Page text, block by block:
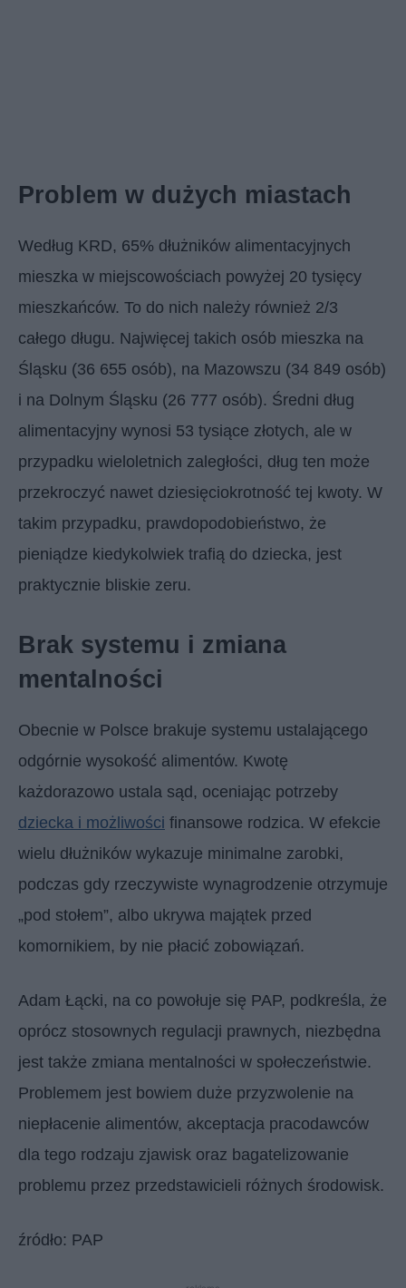
Problem w dużych miastach
Według KRD, 65% dłużników alimentacyjnych
mieszka w miejscowościach powyżej 20 tysięcy
mieszkańców. To do nich należy również 2/3
całego długu. Najwięcej takich osób mieszka na
Śląsku (36 655 osób), na Mazowszu (34 849 osób)
i na Dolnym Śląsku (26 777 osób). Średni dług
alimentacyjny wynosi 53 tysiące złotych, ale w
przypadku wieloletnich zaległości, dług ten może
przekroczyć nawet dziesięciokrotność tej kwoty. W
takim przypadku, prawdopodobieństwo, że
pieniądze kiedykolwiek trafią do dziecka, jest
praktycznie bliskie zeru.
Brak systemu i zmiana
mentalności
Obecnie w Polsce brakuje systemu ustalającego
odgórnie wysokość alimentów. Kwotę
każdorazowo ustala sąd, oceniając potrzeby
dziecka i możliwości finansowe rodzica. W efekcie
wielu dłużników wykazuje minimalne zarobki,
podczas gdy rzeczywiste wynagrodzenie otrzymuje
„pod stołem”, albo ukrywa majątek przed
komornikiem, by nie płacić zobowiązań.
Adam Łącki, na co powołuje się PAP, podkreśla, że
oprócz stosownych regulacji prawnych, niezbędna
jest także zmiana mentalności w społeczeństwie.
Problemem jest bowiem duże przyzwolenie na
niepłacenie alimentów, akceptacja pracodawców
dla tego rodzaju zjawisk oraz bagatelizowanie
problemu przez przedstawicieli różnych środowisk.
źródło: PAP